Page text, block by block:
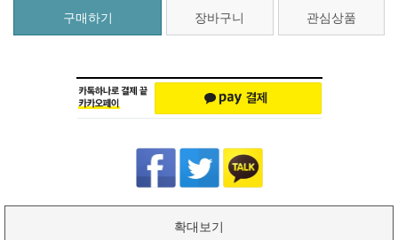
구매하기 장바구니 관심상품
확대보기